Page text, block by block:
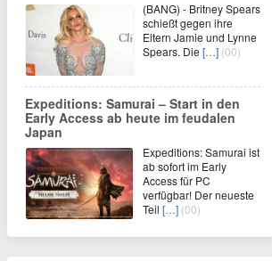
(BANG) - Britney Spears
schießt gegen ihre
Eltern Jamie und Lynne
Spears. Die […] (00)
Expeditions: Samurai – Start in den
Early Access ab heute im feudalen
Japan
Expeditions: Samurai ist
ab sofort im Early
Access für PC
verfügbar! Der neueste
Teil […] (00)